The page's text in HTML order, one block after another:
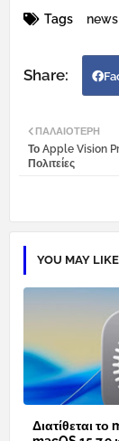
Tags news
ΠΑΛΑΙΌΤΕΡΗ
Το Apple Vision
Πολιτείες
YOU MAY LIKE
Διατίθεται το